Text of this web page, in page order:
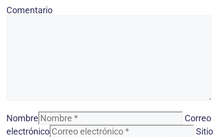
Comentario
Nombre
Correo
electrónico
Sitio